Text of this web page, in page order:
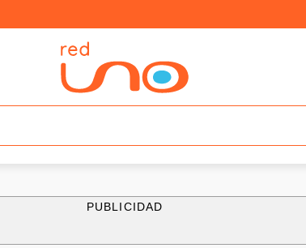
PUBLICIDAD